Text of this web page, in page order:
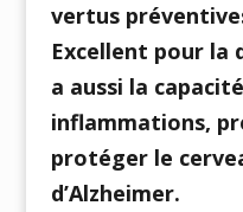
vertus
Excellent pour la
a aussi la
inflammations,
protéger le
d’Alzheimer.